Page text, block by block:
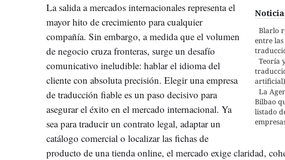
Blarlo
entre
Teoría
artificial)
La
Bilbao
listado
La salida a mercados internacionales representa el
mayor hito de crecimiento para cualquier
compañía. Sin embargo, a medida que el volumen
de negocio cruza fronteras, surge un desafío
comunicativo ineludible: hablar el idioma del
cliente con absoluta precisión. Elegir una empresa
de traducción fiable es un paso decisivo para
asegurar el éxito en el mercado internacional. Ya
sea para traducir un contrato legal, adaptar un
catálogo comercial o localizar las fichas de
producto de una tienda online, el mercado exige claridad,